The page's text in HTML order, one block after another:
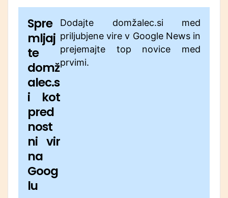
Spre
mljaj
te
domž
alec.s
i kot
pred
nost
ni vir
na
Goog
lu
Dodajte domžalec.si med
priljubjene vire v Google News in
prejemajte top novice med
prvimi.